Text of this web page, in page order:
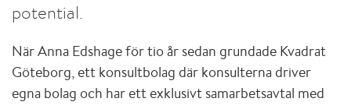
potential.
När Anna Edshage för tio år sedan grundade Kvadrat
Göteborg, ett konsultbolag där konsulterna driver
egna bolag och har ett exklusivt samarbetsavtal med